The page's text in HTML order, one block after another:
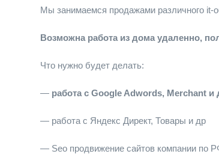
Мы занимаемся продажами различного it-
Возможна работа из дома удаленно,
Что нужно будет делать:
— работа с Google Adwords, Merchant и
— работа с Яндекс Директ, Товары и др
— Seo продвижение сайтов компании по